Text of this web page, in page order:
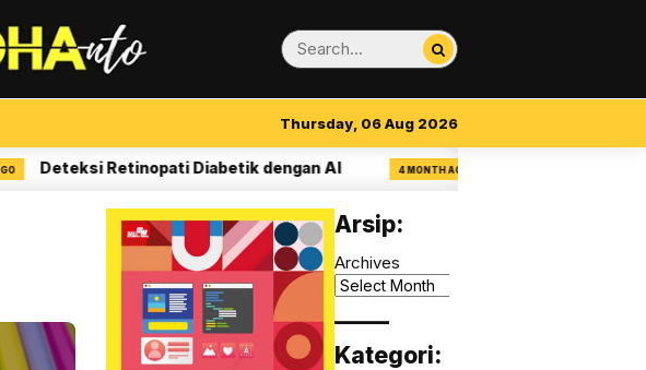
Thursday, 06 Aug 2026
Retinopati Diabetik dengan AI 4 MONTH AGO 14 Aturan Visual Clarity dalam
Arsip:
Archives
Kategori: